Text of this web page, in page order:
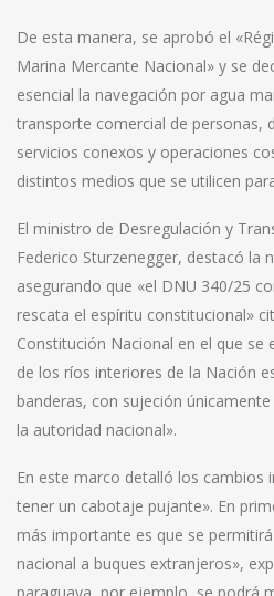
De esta manera, se aprobó el
Marina Mercante Nacional» y se
esencial la navegación por agua
transporte comercial de personas,
servicios conexos y operaciones
distintos medios que se utilicen
El ministro de Desregulación y
Federico Sturzenegger, destacó la
asegurando que «el DNU 340/25
rescata el espíritu constitucional»
Constitución Nacional en el que se
de los ríos interiores de la Nación
banderas, con sujeción
la autoridad nacional».
En este marco detalló los cambios
tener un cabotaje pujante». En
más importante es que se
nacional a buques extranjeros»,